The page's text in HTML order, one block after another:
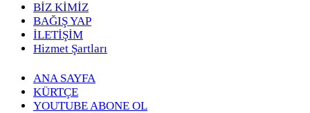
BİZ KİMİZ
BAĞIŞ YAP
İLETİŞİM
Hizmet Şartları
ANA SAYFA
KÜRTÇE
YOUTUBE ABONE OL